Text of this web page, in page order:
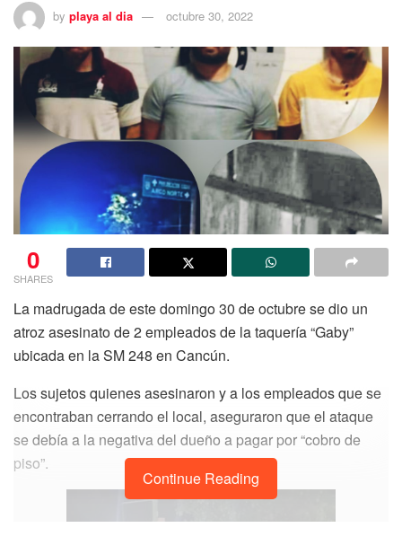
by playa al dia octubre 30, 2022
0
SHARES
La madrugada de este domingo 30 de octubre se dio un
atroz asesinato de 2 empleados de la taquería “Gaby”
ubicada en la SM 248 en Cancún.
Los sujetos quienes asesinaron y a los empleados que se
encontraban cerrando el local, aseguraron que el ataque
se debía a la negativa del dueño a pagar por “cobro de
piso”.
Continue Reading